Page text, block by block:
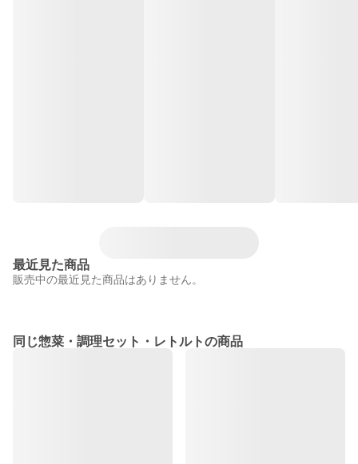
最近見た商品
販売中の最近見た商品はありません。
同じ惣菜・調理セット・レトルトの商品